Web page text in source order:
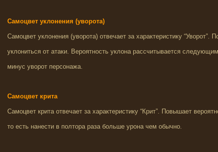
Самоцвет уклонения (уворота)
Самоцвет уклонения (уворота) отвечает за характеристику “Уворот”.
уклониться от атаки. Вероятность уклона рассчитывается
минус уворот персонажа.
Самоцвет крита
Самоцвет крита отвечает за характеристику “Крит”. Повышает
то есть нанести в полтора раза больше урона чем обычно.